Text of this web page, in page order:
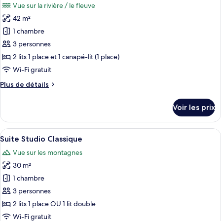
2
lits
une
place
Chambre
avec
lits
jumeaux,
2
lits
une
place
les
photos
pour
ce
type
de
chambre :
Appartement
Vue sur la rivière / le fleuve
42 m²
1 chambre
3 personnes
2 lits 1 place et 1 canapé-lit (1 place)
Wi-Fi gratuit
Plus de détails
Plus
le
type
de
Appartement
Supérieur
Voir les prix
Afficher
toutes
les
photos
pour
ce
type
de
Une chambre d’hôtel avec un
3
Suite Studio Classique
Vue sur les montagnes
30 m²
1 chambre
3 personnes
2 lits 1 place OU 1 lit double
Wi-Fi gratuit